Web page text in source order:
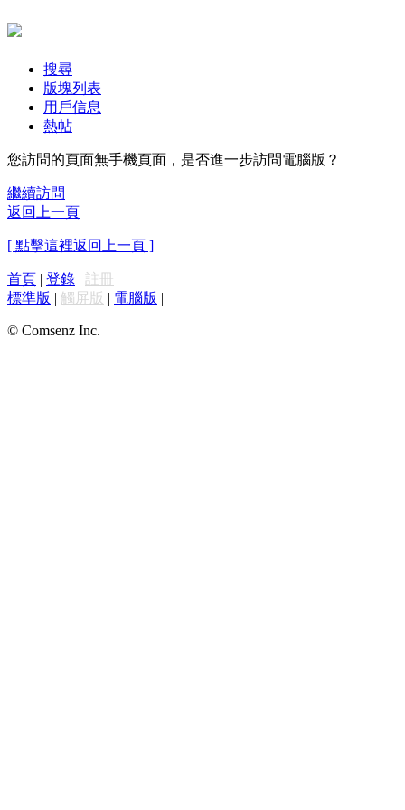
搜尋
版塊列表
用戶信息
熱帖
您訪問的頁面無手機頁面，是否進一步訪問電腦版？
繼續訪問
返回上一頁
[ 點擊這裡返回上一頁 ]
首頁 | 登錄 | 註冊
標準版 | 觸屏版 | 電腦版 |
© Comsenz Inc.